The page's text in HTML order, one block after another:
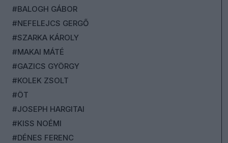
#BALOGH GÁBOR
#NEFELEJCS GERGŐ
#SZARKA KÁROLY
#MAKAI MÁTÉ
#GAZICS GYÖRGY
#KOLEK ZSOLT
#ÖT
#JOSEPH HARGITAI
#KISS NOÉMI
#DÉNES FERENC